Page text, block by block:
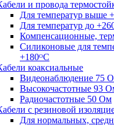
и провода
Для температур выше
Для температур до
Компенсационные,
Силиконовые для
+180ᴼС
коаксиальные
Видеонаблюдение 75
Высокочастотные 93
Радиочастотные 50 Ом
с резиновой
Для нормальных,